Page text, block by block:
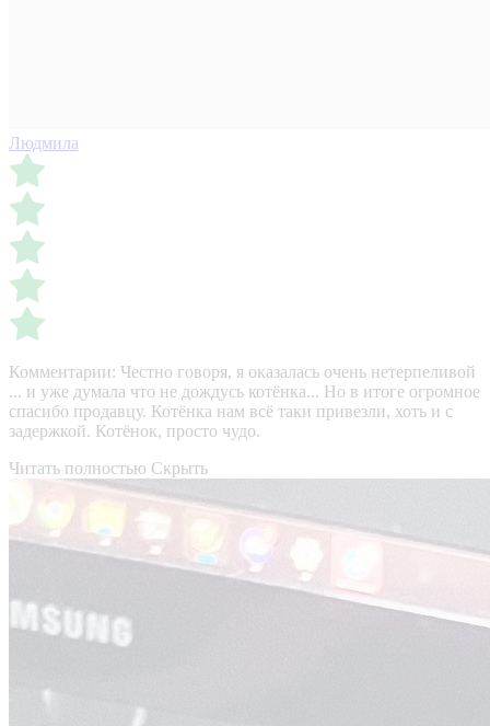
Людмила
Комментарии: Честно говоря, я оказалась очень нетерпеливой
... и уже думала что не дождусь котёнка... Но в итоге огромное
спасибо продавцу. Котёнка нам всё таки привезли, хоть и с
задержкой. Котёнок, просто чудо.
Читать полностью Скрыть